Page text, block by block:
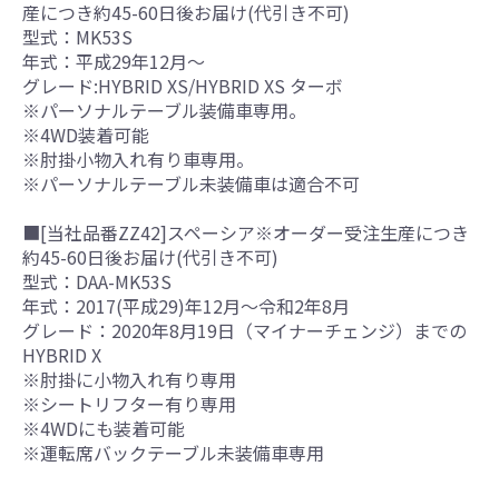
産につき約45-60日後お届け(代引き不可)
型式：MK53S
年式：平成29年12月～
グレード:HYBRID XS/HYBRID XS ターボ
※パーソナルテーブル装備車専用。
※4WD装着可能
※肘掛小物入れ有り車専用。
※パーソナルテーブル未装備車は適合不可
■[当社品番ZZ42]スペーシア※オーダー受注生産につき
約45-60日後お届け(代引き不可)
型式：DAA-MK53S
年式：2017(平成29)年12月～令和2年8月
グレード：2020年8月19日（マイナーチェンジ）までの
HYBRID X
※肘掛に小物入れ有り専用
※シートリフター有り専用
※4WDにも装着可能
※運転席バックテーブル未装備車専用